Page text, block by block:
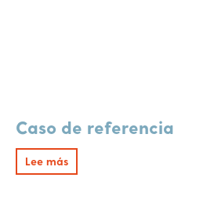
Caso de referencia
Lee más